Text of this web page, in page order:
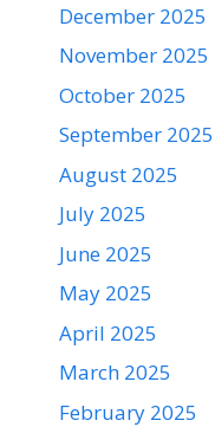
December 2025
November 2025
October 2025
September 2025
August 2025
July 2025
June 2025
May 2025
April 2025
March 2025
February 2025